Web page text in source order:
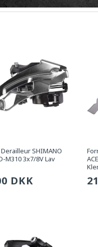
SHIMANO
M310 3x7/8V Lav
DKK